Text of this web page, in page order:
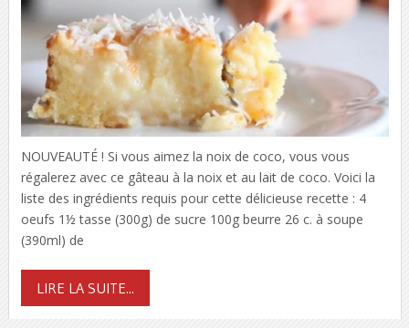
NOUVEAUTÉ ! Si vous aimez la noix de coco, vous vous
régalerez avec ce gâteau à la noix et au lait de coco. Voici la
liste des ingrédients requis pour cette délicieuse recette : 4
oeufs 1½ tasse (300g) de sucre 100g beurre 26 c. à soupe
(390ml) de
LIRE LA SUITE...